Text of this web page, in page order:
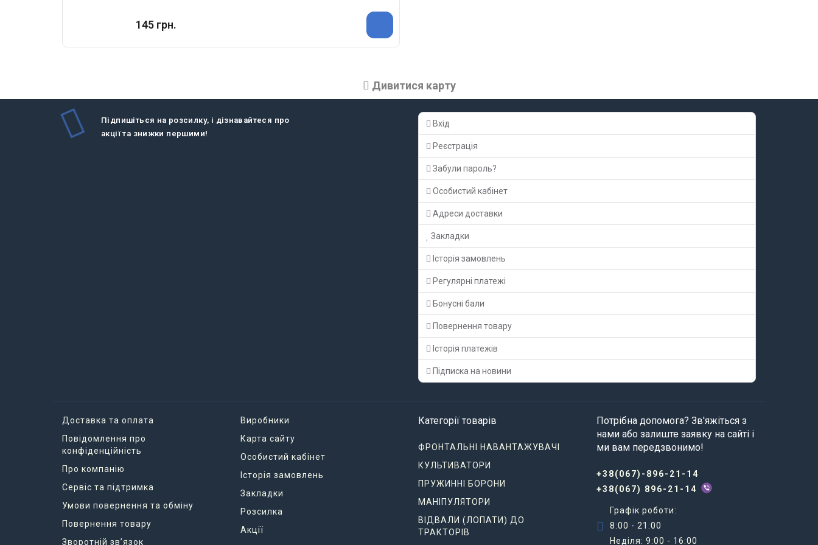
145 грн.
Дивитися карту
Підпишіться на розсилку, і дізнавайтеся про
акції та знижки першими!
Вхід
Реєстрація
Забули пароль?
Особистий кабінет
Адреси доставки
Закладки
Історія замовлень
Регулярні платежі
Бонусні бали
Повернення товару
Історія платежів
Підписка на новини
Доставка та оплата
Повідомлення про
конфіденційність
Про компанію
Сервіс та підтримка
Умови повернення та обміну
Повернення товару
Зворотній зв’язок
Виробники
Карта сайту
Особистий кабінет
Історія замовлень
Закладки
Розсилка
Акції
Категорії товарів
ФРОНТАЛЬНІ НАВАНТАЖУВАЧІ
КУЛЬТИВАТОРИ
ПРУЖИННІ БОРОНИ
МАНІПУЛЯТОРИ
ВІДВАЛИ (ЛОПАТИ) ДО
ТРАКТОРІВ
Потрібна допомога? Зв'яжіться з
нами або залиште заявку на сайті і
ми вам передзвонимо!
+38(067)-896-21-14
+38(067) 896-21-14
Графік роботи:
8:00 - 21:00
Неділя: 9:00 - 16:00